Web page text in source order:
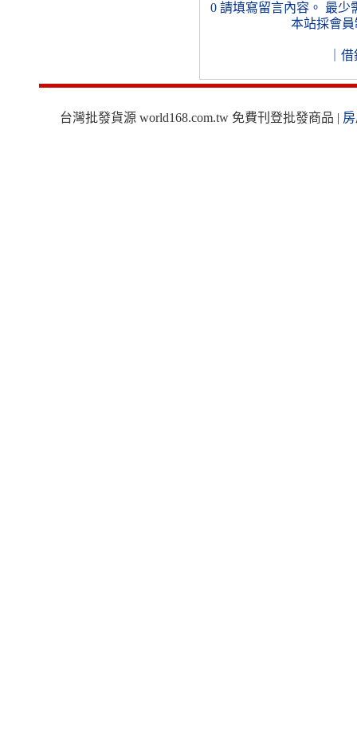
0 請填寫留言內容。 最少
本站採會員
借
台灣批發貨源 world168.com.tw 免費刊登批發商品 |